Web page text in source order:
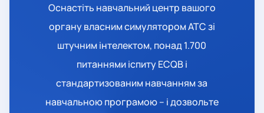
Оснастіть навчальний центр вашого
органу власним симулятором ATC зі
штучним інтелектом, понад 1.700
питаннями іспиту ECQB і
стандартизованим навчанням за
навчальною програмою – і дозвольте